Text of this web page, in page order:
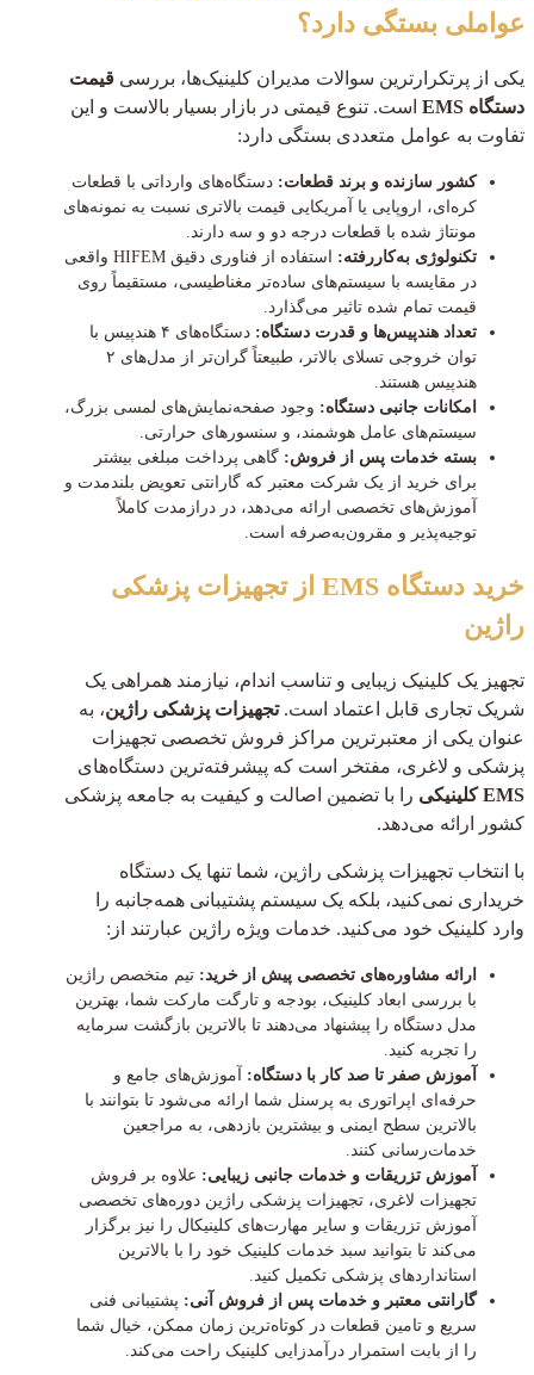
عواملی بستگی دارد؟
یکی از پرتکرارترین سوالات مدیران کلینیک‌ها، بررسی قیمت
دستگاه EMS
است. تنوع قیمتی در بازار بسیار بالاست و این
تفاوت به عوامل متعددی بستگی دارد:
کشور سازنده و برند قطعات: دستگاه‌های وارداتی با قطعات
کره‌ای، اروپایی یا آمریکایی قیمت بالاتری نسبت به نمونه‌های
مونتاژ شده با قطعات درجه دو و سه دارند.
تکنولوژی به‌کار‌رفته:
استفاده از فناوری دقیق HIFEM واقعی
در مقایسه با سیستم‌های ساده‌تر مغناطیسی، مستقیماً روی
قیمت تمام شده تاثیر می‌گذارد.
تعداد هندپیس‌ها و قدرت دستگاه:
دستگاه‌های ۴ هندپیس با
توان خروجی تسلای بالاتر، طبیعتاً گران‌تر از مدل‌های ۲
هندپیس هستند.
امکانات جانبی دستگاه: وجود صفحه‌نمایش‌های لمسی بزرگ،
سیستم‌های عامل هوشمند، و سنسورهای حرارتی.
بسته خدمات پس از فروش: گاهی پرداخت مبلغی بیشتر
برای خرید از یک شرکت معتبر که گارانتی تعویض بلندمدت و
آموزش‌های تخصصی ارائه می‌دهد، در درازمدت کاملاً
توجیه‌پذیر و مقرون‌به‌صرفه است.
خرید دستگاه EMS از تجهیزات پزشکی
راژین
تجهیز یک کلینیک زیبایی و تناسب اندام، نیازمند همراهی یک
شریک تجاری قابل اعتماد است.تجهیزات پزشکی راژین، به
عنوان یکی از معتبرترین مراکز فروش تخصصی تجهیزات
پزشکی و لاغری، مفتخر است که پیشرفته‌ترین دستگاه‌های
EMS کلینیکی
را با تضمین اصالت و کیفیت به جامعه پزشکی
کشور ارائه می‌دهد.
با انتخاب تجهیزات پزشکی راژین، شما تنها یک دستگاه
خریداری نمی‌کنید، بلکه یک سیستم پشتیبانی همه‌جانبه را
وارد کلینیک خود می‌کنید. خدمات ویژه راژین عبارتند از:
ارائه مشاوره‌های تخصصی پیش از خرید: تیم متخصص راژین
با بررسی ابعاد کلینیک، بودجه و تارگت مارکت شما، بهترین
مدل دستگاه را پیشنهاد می‌دهند تا بالاترین بازگشت سرمایه
را تجربه کنید.
آموزش صفر تا صد کار با دستگاه: آموزش‌های جامع و
حرفه‌ای اپراتوری به پرسنل شما ارائه می‌شود تا بتوانند با
بالاترین سطح ایمنی و بیشترین بازدهی، به مراجعین
خدمات‌رسانی کنند.
آموزش تزریقات و خدمات جانبی زیبایی: علاوه بر فروش
تجهیزات لاغری، تجهیزات پزشکی راژین دوره‌های تخصصی
آموزش تزریقات و سایر مهارت‌های کلینیکال را نیز برگزار
می‌کند تا بتوانید سبد خدمات کلینیک خود را با بالاترین
استانداردهای پزشکی تکمیل کنید.
گارانتی معتبر و خدمات پس از فروش آنی: پشتیبانی فنی
سریع و تامین قطعات در کوتاه‌ترین زمان ممکن، خیال شما
را از بابت استمرار درآمدزایی کلینیک راحت می‌کند.